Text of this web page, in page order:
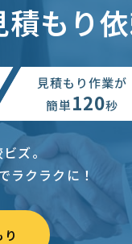
もり
見積もり作業が
簡単120秒
ビズ。
ラクラクに！